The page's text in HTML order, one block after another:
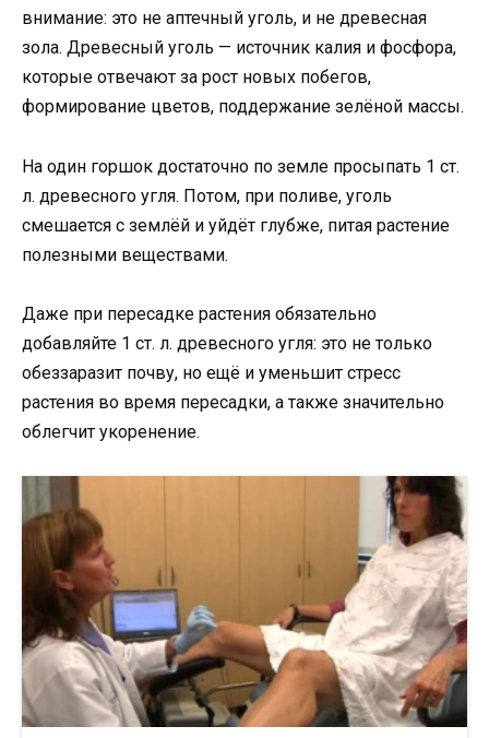
внимание: это не аптечный уголь, и не древесная
зола. Древесный уголь — источник калия и фосфора,
которые отвечают за рост новых побегов,
формирование цветов, поддержание зелёной массы.
На один горшок достаточно по земле просыпать 1 ст.
л. древесного угля. Потом, при поливе, уголь
смешается с землёй и уйдёт глубже, питая растение
полезными веществами.
Даже при пересадке растения обязательно
добавляйте 1 ст. л. древесного угля: это не только
обеззаразит почву, но ещё и уменьшит стресс
растения во время пересадки, а также значительно
облегчит укоренение.